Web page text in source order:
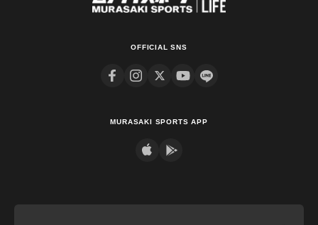
OFFICIAL SNS
MURASAKI SPORTS APP